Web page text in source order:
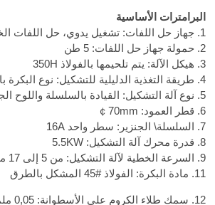
البرامترات الأساسية
1. جهاز حل اللفات: تشغيل يدوي، حل اللفات الخامد
2. حمولة جهاز حل اللفات: 5 طن
3. هيكل الآلة: يتم تلحيمها بالفولاذ 350H
4. طريقة التغذية الدليلية للتشكيل: نوع البكرة باتجاه جانبي
5. نوع آلة التشكيل: القيادة بالسلسلة واللوح الجداري
6. قطر العمود:
￠70mm
7. السلسلة\ الجنزير: سطر واحد 16A
8. قدرة محرك آلة التشكيل: 5.5KW
9. السرعة الخطية لآلة التشكيل: من 5 إلى 17 متر\ دقيقة.
11. مادة البكرة: الفولاذ
45# المشكل بالطرق
12. سمك طلاء الكروم على الأسطوانة: 0,05 ملمتر